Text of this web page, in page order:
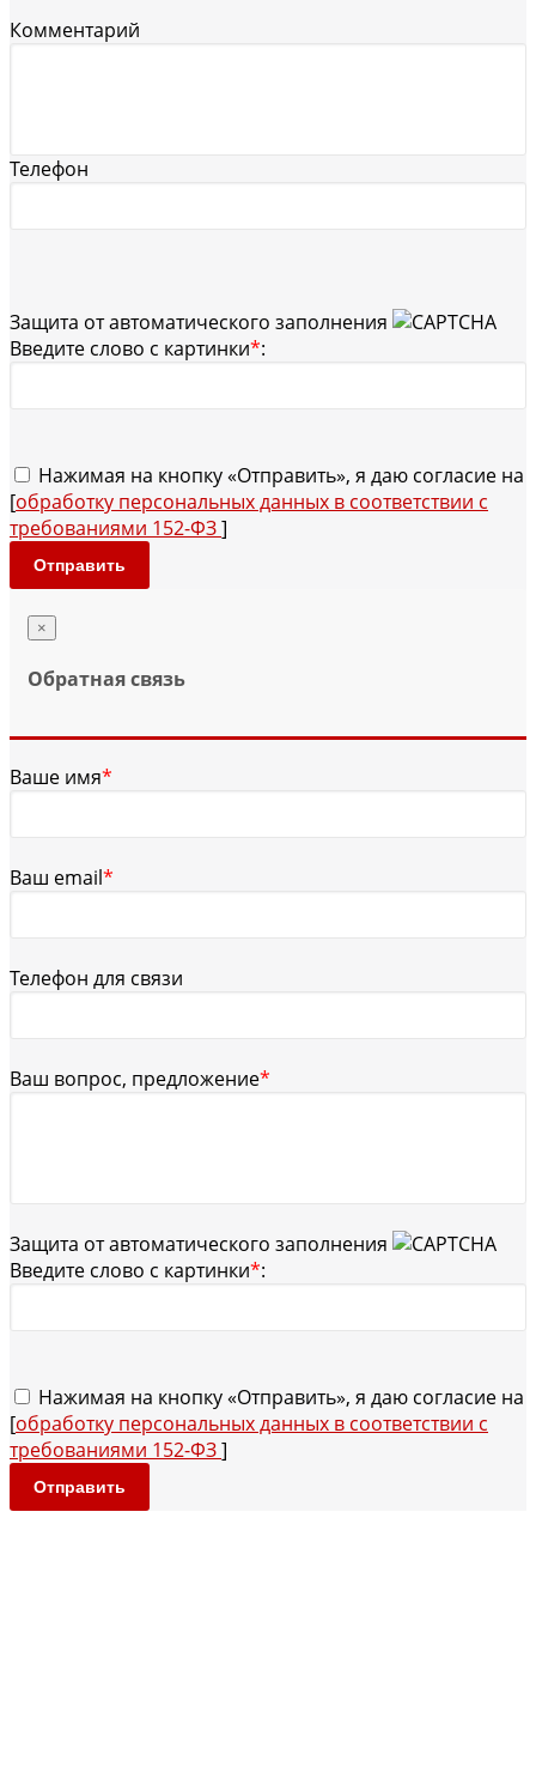
Комментарий
Телефон
Защита от автоматического заполнения
Введите слово с картинки*:
Нажимая на кнопку «Отправить», я даю согласие на
[обработку персональных данных в соответствии с
требованиями 152-ФЗ]
Отправить
×
Обратная связь
Ваше имя*
Ваш email*
Телефон для связи
Ваш вопрос, предложение*
Защита от автоматического заполнения
Введите слово с картинки*:
Нажимая на кнопку «Отправить», я даю согласие на
[обработку персональных данных в соответствии с
требованиями 152-ФЗ]
Отправить